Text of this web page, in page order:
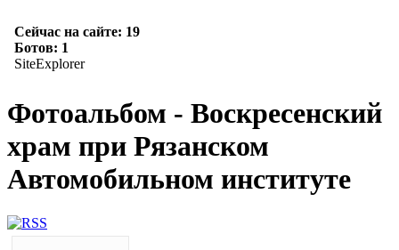
Фотоальбом - Воскресенский
храм при Рязанском
Автомобильном институте